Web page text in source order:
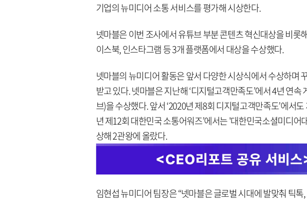
기업의 뉴미디어 소통 서비스를 평가해 시상한다.
넷마블은 이번 조사에서 유튜브 부분 콘텐츠 혁신대상을 비롯
이스북, 인스타그램 등 3개 플랫폼에서 대상을 수상했다.
넷마블의 뉴미디어 활동은 앞서 다양한 시상식에서 수상하며
받고 있다. 넷마블은 지난해 ‘디지털고객만족도’에서 4년 연속
브)을 수상했다. 앞서 ‘2020년 제8회 디지털고객만족도’에서
년 제12회 대한민국 소통어워즈’에서는 '대한민국소셜미디
상해 2관왕에 올랐다.
임현섭 뉴미디어 팀장은 “넷마블은 글로벌 시대에 발맞춰 틱